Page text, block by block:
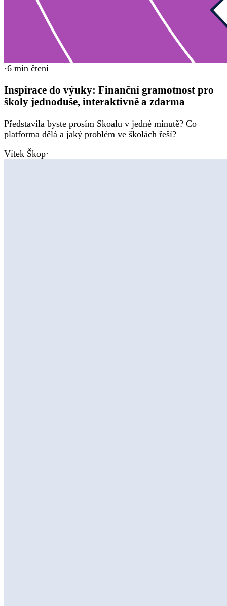
·6 min čtení
Inspirace do výuky: Finanční gramotnost pro
školy jednoduše, interaktivně a zdarma
Představila byste prosím Skoalu v jedné minutě? Co
platforma dělá a jaký problém ve školách řeší?
Vítek Škop·